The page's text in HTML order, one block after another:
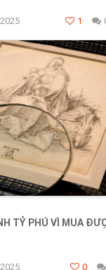
1
TỶ PHÚ VÌ MUA
0